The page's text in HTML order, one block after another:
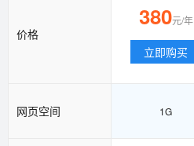
价格
380元/年
立即购买
网页空间 1G